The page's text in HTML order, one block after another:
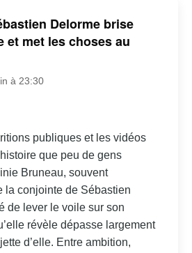
Delorme brise
et met les choses au
à 23:30
publiques et les vidéos
que peu de gens
Bruneau, souvent
la conjointe de Sébastien
de lever le voile sur son
révèle dépasse largement
d’elle. Entre ambition,